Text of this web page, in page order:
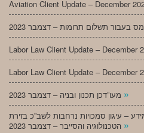
Aviation Client Update – December
Labor Law Client Update – December
Labor Law Client Update – December
»
– עיגון סמכויות נרחבות לשב”כ בזירת
»